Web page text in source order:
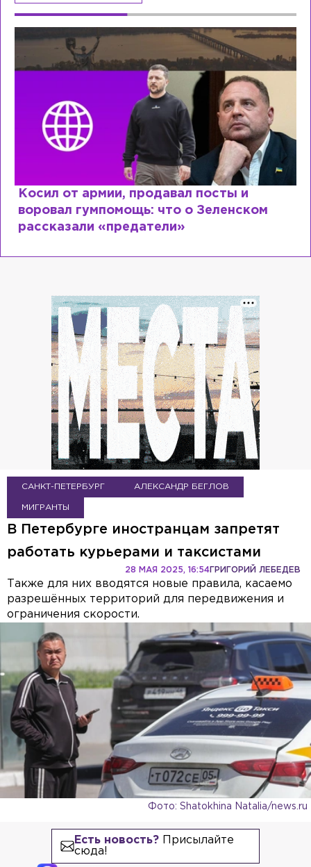
Рыдает из-за мужа, но опять флиртует с
Лазаревым: как Лера Кудрявцева
сходит с ума
САНКТ-ПЕТЕРБУРГ АЛЕКСАНДР БЕГЛОВ
МИГРАНТЫ
В Петербурге иностранцам запретят
работать курьерами и таксистами
ГРИГОРИЙ ЛЕБЕДЕВ
28 МАЯ 2025, 16:54
Также для них вводятся новые правила, касаемо
разрешённых территорий для передвижения и
ограничения скорости.
Фото: Shatokhina Natalia/news.ru
Есть новость?Присылайте
сюда!